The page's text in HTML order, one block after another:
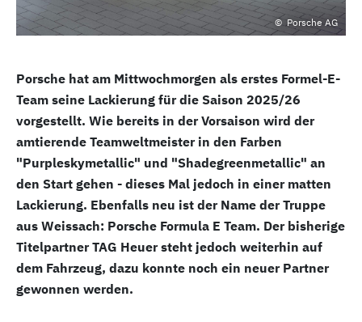
Porsche AG
Porsche hat am Mittwochmorgen als erstes Formel-E-
Team seine Lackierung für die Saison 2025/26
vorgestellt. Wie bereits in der Vorsaison wird der
amtierende Teamweltmeister in den Farben
"Purpleskymetallic" und "Shadegreenmetallic" an
den Start gehen - dieses Mal jedoch in einer matten
Lackierung. Ebenfalls neu ist der Name der Truppe
aus Weissach: Porsche Formula E Team. Der bisherige
Titelpartner TAG Heuer steht jedoch weiterhin auf
dem Fahrzeug, dazu konnte noch ein neuer Partner
gewonnen werden.